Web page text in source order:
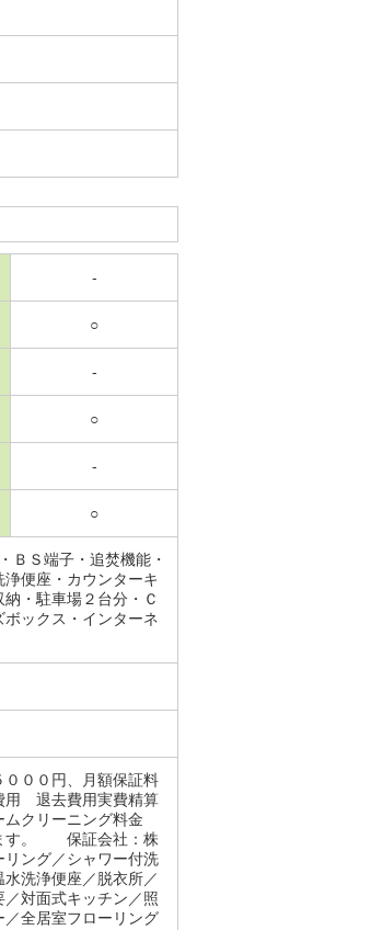
-
○
-
○
-
○
ＢＳ端子・追焚機能・
便座・カウンターキ
・駐車場２台分・Ｃ
ックス・インターネ
００円、月額保証料
用 退去費用実費精算
クリーニング料金
ます。 保証会社：株
ング／シャワー付洗
洗浄便座／脱衣所／
対面式キッチン／照
全居室フローリング